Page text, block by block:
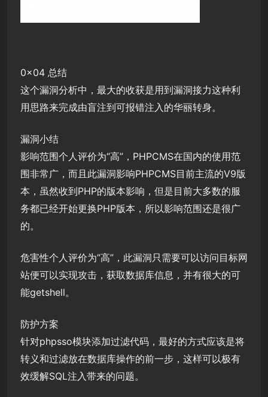
0x04 总结
这个漏洞分析中，最大的收获是用到漏洞接力这种利
用思路来完成由盲注到可报错注入的华丽转身。
漏洞小结
影响范围个人评价为“高”，PHPCMS在国内的使用范
围非常广，而且此漏洞影响PHPCMS目前主流的V9版
本，虽然收到PHP的版本影响，但是目前大多数的服
务都已经开始更换PHP版本，所以影响范围还是很广
的。
危害性个人评价为“高”，此漏洞只需要可以访问目标网
站便可以实现攻击，获取数据库信息，并有很大的可
能getshell。
防护方案
针对phpsso模块添加过滤代码，最好的方式应该是将
转义和过滤放在数据库操作的前一步，这样可以极有
效缓解SQL注入带来的问题。